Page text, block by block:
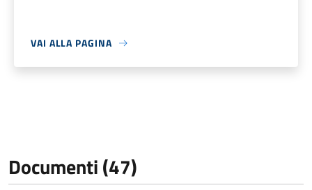
VAI ALLA PAGINA
Documenti (47)